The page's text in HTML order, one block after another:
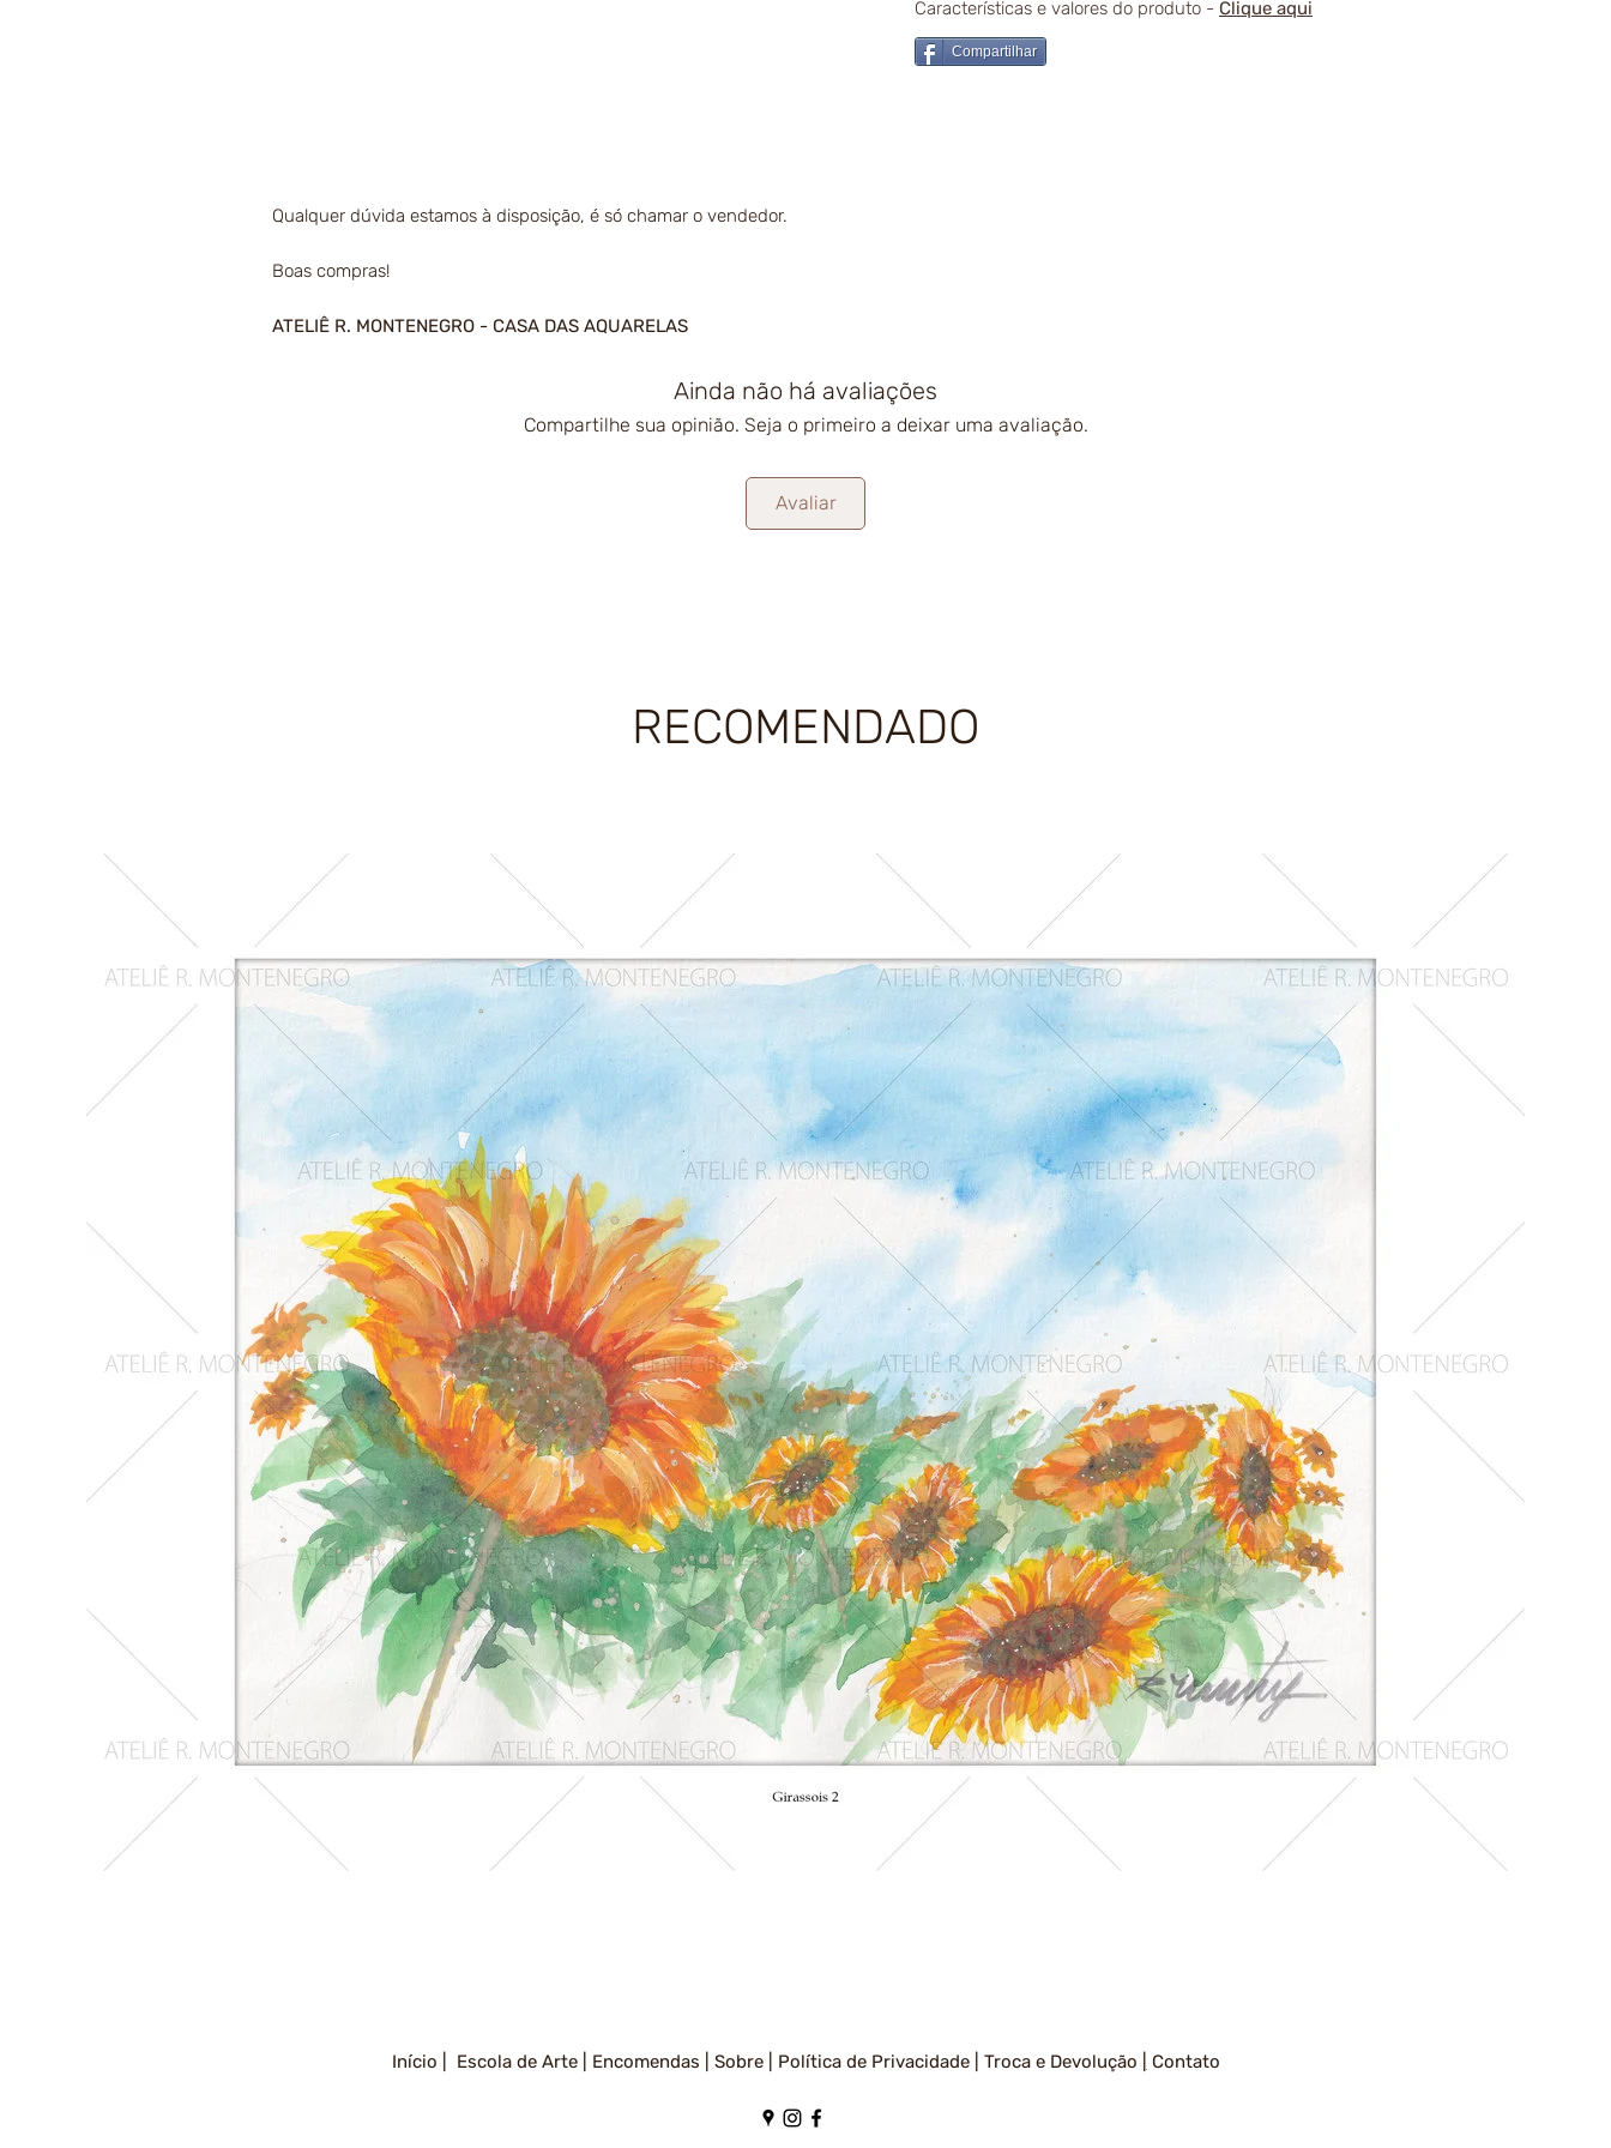
Qualquer dúvida estamos à disposição, é só chamar o vendedor.
Boas compras!
ATELIÊ R. MONTENEGRO - CASA DAS AQUARELAS
Ainda não há avaliações
Compartilhe sua opinião. Seja o primeiro a deixar uma avaliação.
Avaliar
Características e valores do produto - Clique aqui
Compartilhar
RECOMENDADO
Início | Escola de Arte | Encomendas | Sobre | Política de Privacidade| Troca e Devolução Contato